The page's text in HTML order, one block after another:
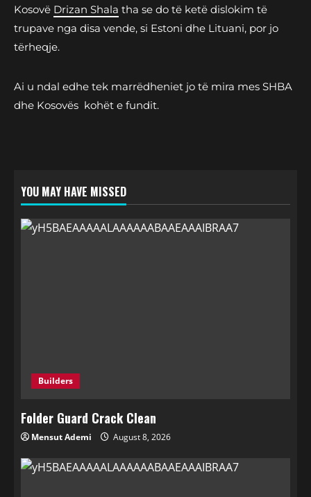
Kosovë Drizan Shala tha se do të ketë dislokim të
trupave nga disa vende, si Estoni dhe Lituani, por jo
tërheqje.
Ai u ndal edhe tek marrëdheniet jo të mira mes SHBA
dhe Kosovës kohët e fundit.
YOU MAY HAVE MISSED
Builders
Folder Guard Crack Clean
Mensut Ademi August 8, 2026